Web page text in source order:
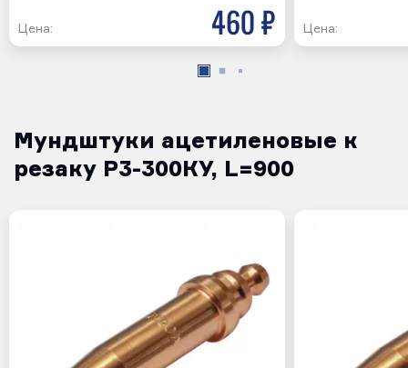
Цена: 460 р Цена:
Мундштуки ацетиленовые к
резаку Р3-300КУ, L=900